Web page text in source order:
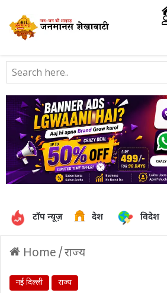
टॉप न्यूज़ देश विदेश
Home /राज्य
नई दिल्ली राज्य